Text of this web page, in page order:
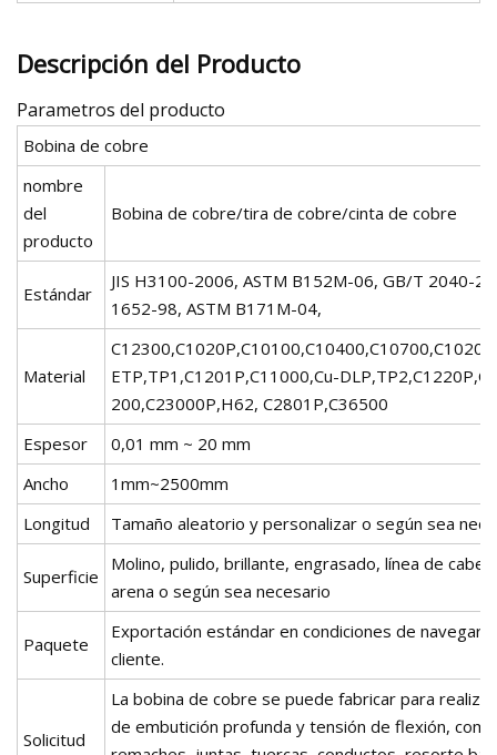
Descripción del Producto
Parametros del producto
Bobina de cobre
nombre
del
producto
Bobina de cobre/tira de cobre/cinta de cobre
Estándar
JIS H3100-2006, ASTM B152M-06, GB/T 2040-
1652-98, ASTM B171M-04,
Material
ETP,TP1,C1201P,C11000,Cu-
200,C23000P,H62, C2801P,C36500
Espesor
0,01 mm ~ 20 mm
Ancho
1mm~2500mm
Longitud
Tamaño aleatorio y personalizar o según sea
Superficie
Molino, pulido, brillante, engrasado, línea de
arena o según sea necesario
Paquete
Exportación estándar en condiciones de navegar
cliente.
Solicitud
La bobina de cobre se puede fabricar para
de embutición profunda y tensión de flexión,